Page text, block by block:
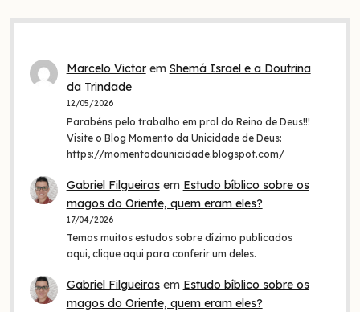
Marcelo Victorem Shemá Israel e a Doutrina
da Trindade
12/05/2026
Parabéns pelo trabalho em prol do Reino de Deus!!!
Visite o Blog Momento da Unicidade de Deus:
https://momentodaunicidade.blogspot.com/
Gabriel Filgueirasem Estudo bíblico sobre os
magos do Oriente, quem eram eles?
17/04/2026
Temos muitos estudos sobre dízimo publicados
aqui, clique aqui para conferir um deles.
Gabriel Filgueirasem Estudo bíblico sobre os
magos do Oriente, quem eram eles?